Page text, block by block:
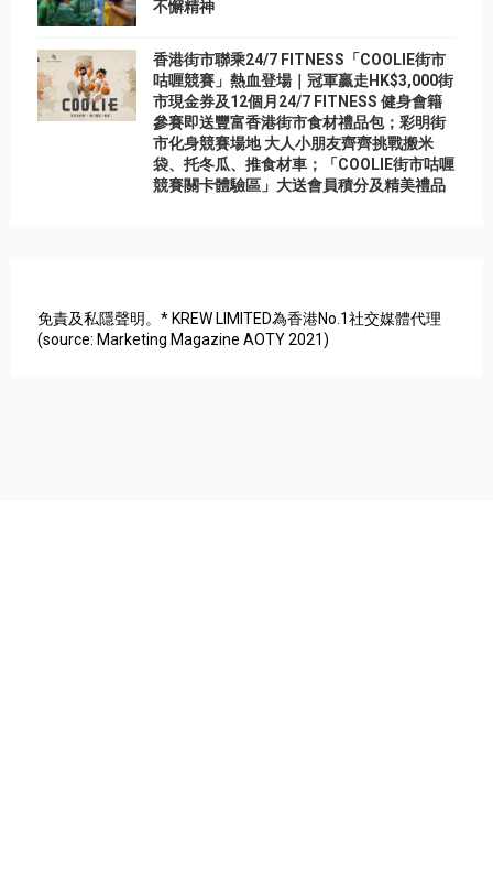
不懈精神
香港街市聯乘24/7 FITNESS「COOLIE街市
咕喱競賽」熱血登場｜冠軍贏走HK$3,000街
市現金券及12個月24/7 FITNESS 健身會籍
參賽即送豐富香港街市食材禮品包；彩明街
市化身競賽場地 大人小朋友齊齊挑戰搬米
袋、托冬瓜、推食材車；「COOLIE街市咕喱
競賽關卡體驗區」大送會員積分及精美禮品
免責及私隱聲明。* KREW LIMITED為香港No.1社交媒體代理
(source: Marketing Magazine AOTY 2021)